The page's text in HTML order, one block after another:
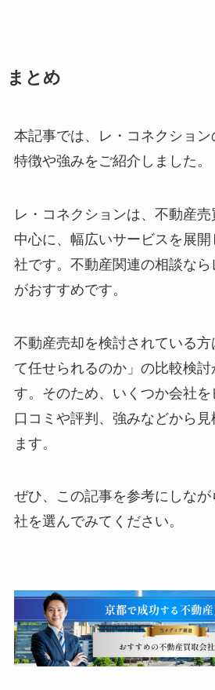
まとめ
本記事では、レ・コネクション
特徴や強みをご紹介しました。
レ・コネクションは、不動産
中心に、幅広いサービスを展
社です。不動産関連の相談な
がおすすめです。
不動産売却を検討されている方
て任せられるのか」の比較検
す。そのため、いくつか会社を
口コミや評判、強みなどから見
ます。
ぜひ、この記事を参考にしな
社を選んでみてください。